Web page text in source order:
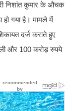
निशांत कुमार के औचक
हो गया है। मामले में
दर्ज कराते हुए
और 100 करोड़ रुपये